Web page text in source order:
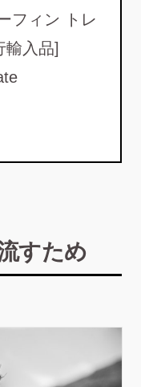
フィン トレ
輸入品]
すため